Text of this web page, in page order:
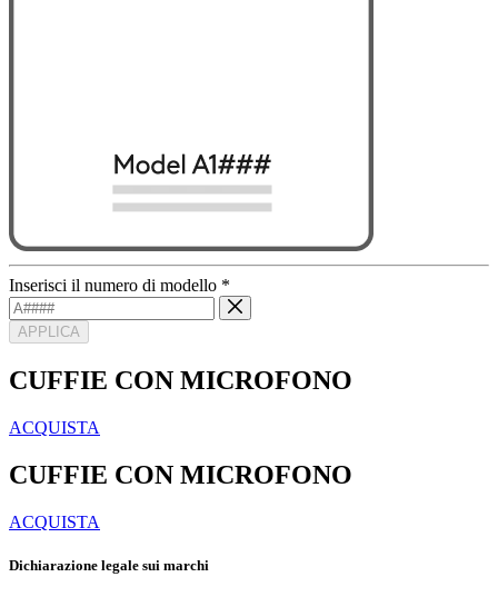
Inserisci il numero di modello *
APPLICA
CUFFIE CON MICROFONO
ACQUISTA
CUFFIE CON MICROFONO
ACQUISTA
Dichiarazione legale sui marchi